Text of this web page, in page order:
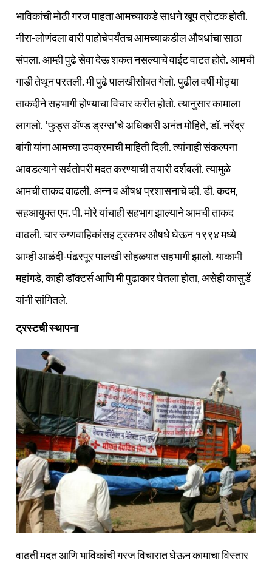
भाविकांची मोठी गरज पाहता आमच्याकडे साधने खूप त्रोटक होती.
नीरा-लोणंदला वारी पाहोचेपर्यंतच आमच्याकडील औषधांचा साठा
संपला. आम्ही पुढे सेवा देऊ शकत नसल्याचे वाईट वाटत होते. आमची
गाडी तेथून परतली. मी पुढे पालखीसोबत गेलो. पुढील वर्षी मोठ्या
ताकदीने सहभागी होण्याचा विचार करीत होतो. त्यानुसार कामाला
लागलो. ‘फुड्स अ‍ॅण्ड ड्रग्स’चे अधिकारी अनंत मोहिते, डॉ. नरेंद्र
बांगी यांना आमच्या उपक्रमाची माहिती दिली. त्यांनाही संकल्पना
आवडल्याने सर्वतोपरी मदत करण्याची तयारी दर्शवली. त्यामुळे
आमची ताकद वाढली. अन्न व औषध प्रशासनाचे व्ही. डी. कदम,
सहआयुक्त एम. पी. मोरे यांचाही सहभाग झाल्याने आमची ताकद
वाढली. चार रुग्णवाहिकांसह ट्रकभर औषधे घेऊन १९९४ मध्ये
आम्ही आळंदी-पंढरपूर पालखी सोहळ्यात सहभागी झालो. याकामी
महांगडे, काही डॉक्टर्स आणि मी पुढाकार घेतला होता, असेही कासुर्डे
यांनी सांगितले.
ट्रस्टची स्थापना
वाढती मदत आणि भाविकांची गरज विचारात घेऊन कामाचा विस्तार